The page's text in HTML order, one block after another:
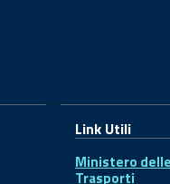
Link Utili
Ministero
Trasporti